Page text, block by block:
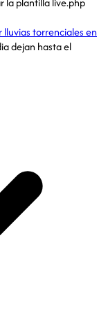
torrenciales en
dejan hasta el